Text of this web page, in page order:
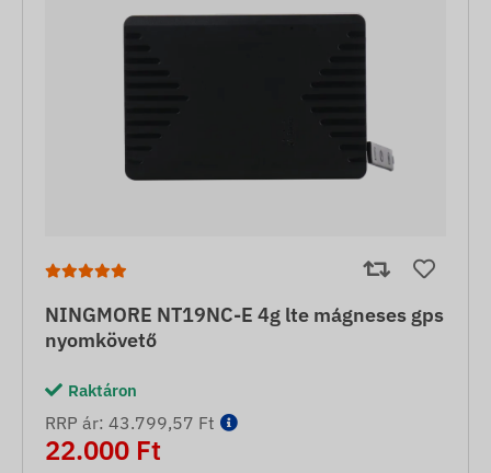
NINGMORE NT19NC-E 4g lte mágneses gps
nyomkövető
Raktáron
RRP ár: 43.799,57 Ft
22.000 Ft